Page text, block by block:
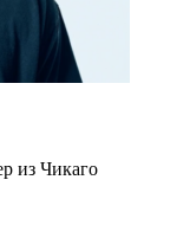
из Чикаго